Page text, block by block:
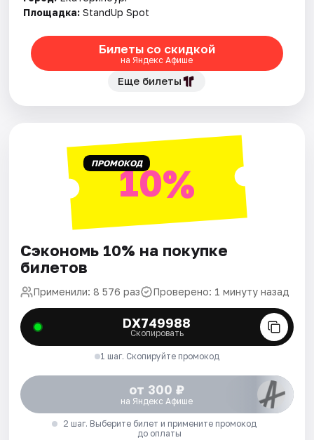
Площадка: StandUp Spot
Билеты со скидкой
на Яндекс Афише
Еще билеты
ПРОМОКОД10%
Сэкономь 10% на покупке
билетов
Применили: 8 576 раз Проверено: 1 минуту назад
DX749988
Скопировать
1 шаг. Скопируйте промокод
от 300 ₽
на Яндекс Афише
2 шаг. Выберите билет и примените промокод
до оплаты